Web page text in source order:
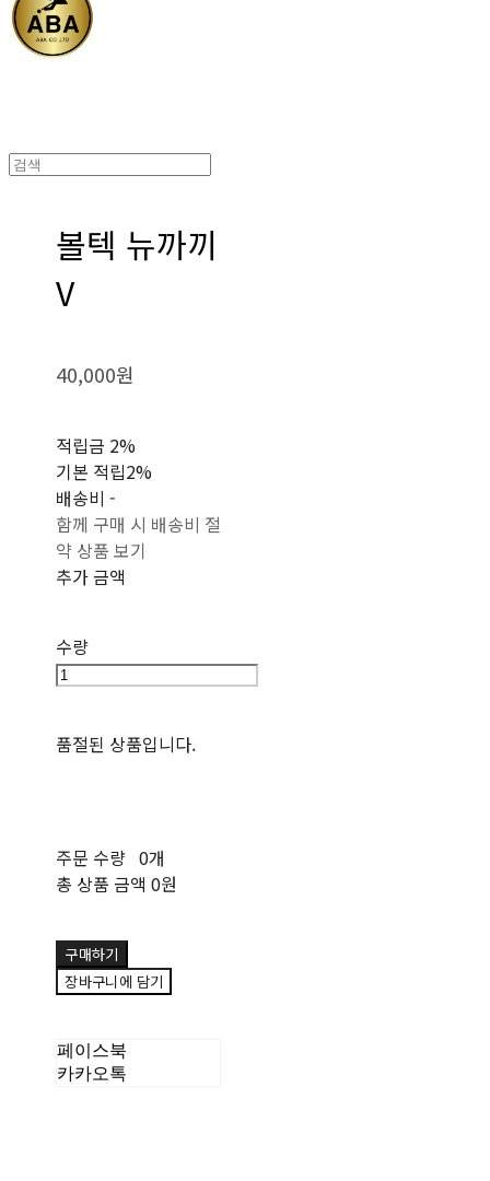
볼텍 뉴까끼
V
40,000원
적립금 2%
기본 적립2%
배송비-
함께 구매 시 배송비 절
약 상품 보기
추가 금액
수량
품절된 상품입니다.
주문 수량 0개
총 상품 금액 0원
구매하기
장바구니에 담기
페이스북
카카오톡